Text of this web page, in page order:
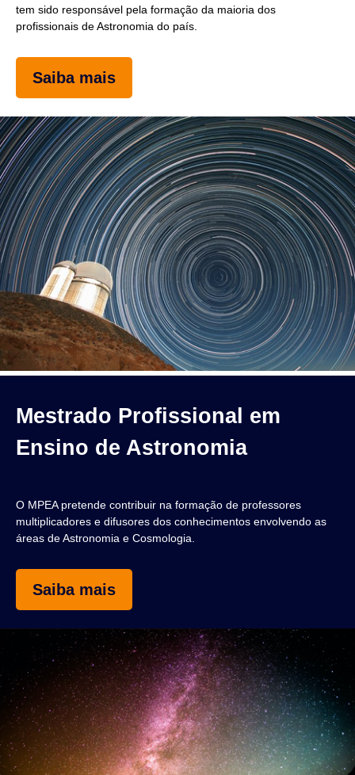
tem sido responsável pela formação da maioria dos
profissionais de Astronomia do país.
Saiba mais
Mestrado Profissional em
Ensino de Astronomia
O MPEA pretende contribuir na formação de professores
multiplicadores e difusores dos conhecimentos envolvendo as
áreas de Astronomia e Cosmologia.
Saiba mais